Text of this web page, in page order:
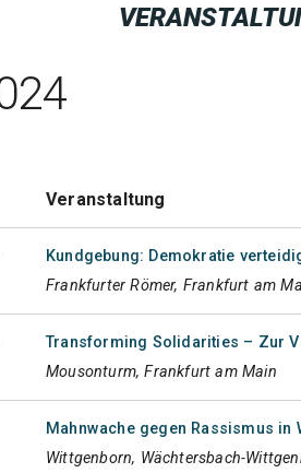
Veranstaltung
Kundgebung: Demokratie
Frankfurter Römer, Frankfurt am
Transforming Solidarities – Zur
Mousonturm, Frankfurt am Main
Mahnwache gegen Rassismus in
Wittgenborn, Wächtersbach-